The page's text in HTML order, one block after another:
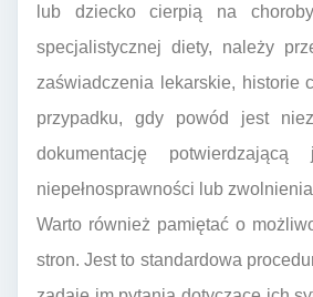
lub dziecko cierpią na
specjalistycznej diety, należy
zaświadczenia lekarskie, historie
przypadku, gdy powód jest
dokumentację
niepełnosprawności lub
Warto również pamiętać o
stron. Jest to standardowa